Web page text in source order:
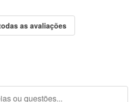
as avaliações